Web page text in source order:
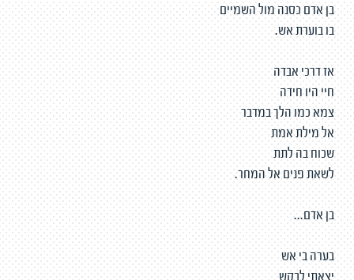
בן אדם כסנה מול השמיים
בו בוערת אש.
אז דרכי אבדה
חיי היו חידה
צמא כמו הלך במדבר
אל מילת אמת
שכוח בה לתת
לשאת פנים אל המחר.
בן אדם...
בערה בי אש